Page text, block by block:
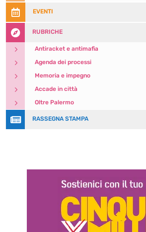
 EVENTI
 RUBRICHE
5 Antiracket e antimafia
5 Agenda dei processi
5 Memoria e impegno
5 Accade in città
5 Oltre Palermo
 RASSEGNA STAMPA